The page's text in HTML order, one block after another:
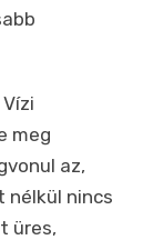
meg
az,
nélkül nincs
üres,